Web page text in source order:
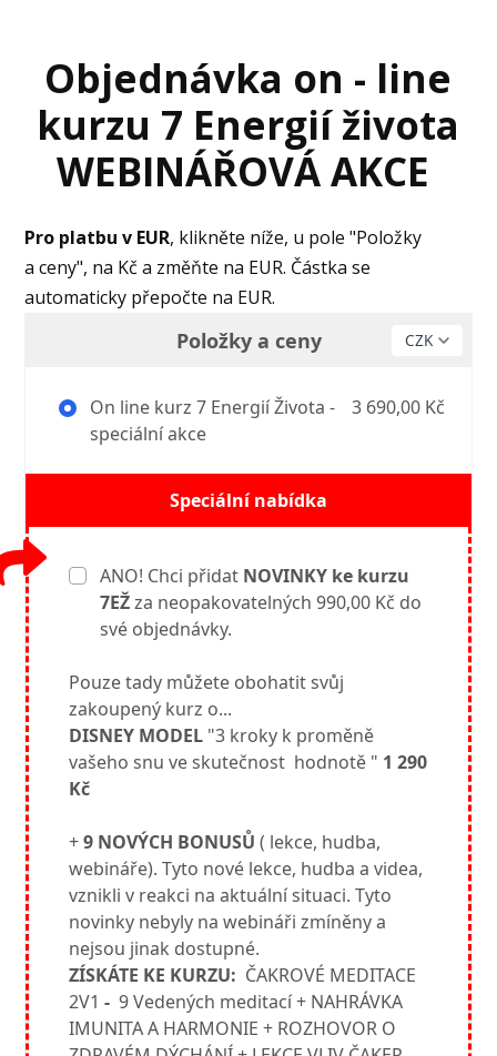
Objednávka on - line
kurzu 7 Energií života
WEBINÁŘOVÁ AKCE
Pro platbu v EUR, klikněte níže, u pole "Položky
a ceny", na Kč a změňte na EUR. Částka se
automaticky přepočte na EUR.
Položky a ceny
On line kurz 7 Energií Života -
speciální akce
3 690,00 Kč
Speciální nabídka
ANO! Chci přidat NOVINKY ke kurzu
7EŽza neopakovatelných 990,00 Kč do
své objednávky.
Pouze tady můžete obohatit svůj
zakoupený kurz o...
DISNEY MODEL "3 kroky k proměně
vašeho snu ve skutečnost hodnotě " 1 290
Kč
+9 NOVÝCH BONUSŮ ( lekce, hudba,
webináře). Tyto nové lekce, hudba a videa,
vznikli v reakci na aktuální situaci. Tyto
novinky nebyly na webináři zmíněny a
nejsou jinak dostupné.
ZÍSKÁTE KE KURZU: ČAKROVÉ MEDITACE
2V1- 9 Vedených meditací + NAHRÁVKA
IMUNITA A HARMONIE + ROZHOVOR O